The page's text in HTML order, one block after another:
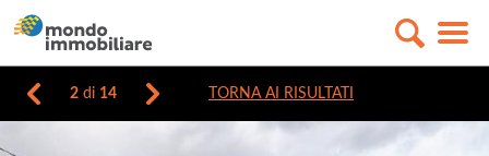
2 di 14 TORNA AI RISULTATI